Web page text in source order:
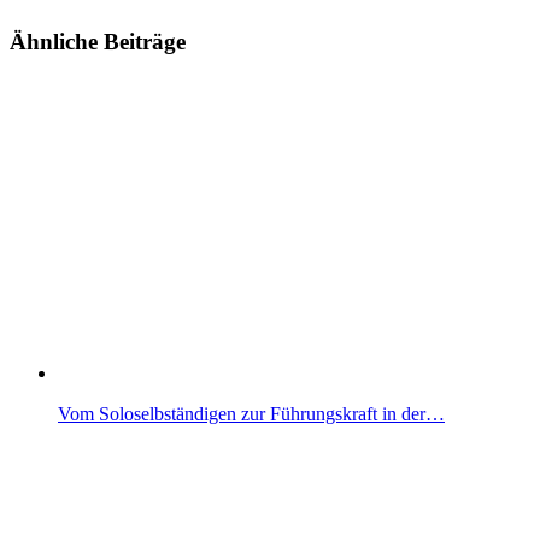
Ähnliche Beiträge
Vom Soloselbständigen zur Führungskraft in der…